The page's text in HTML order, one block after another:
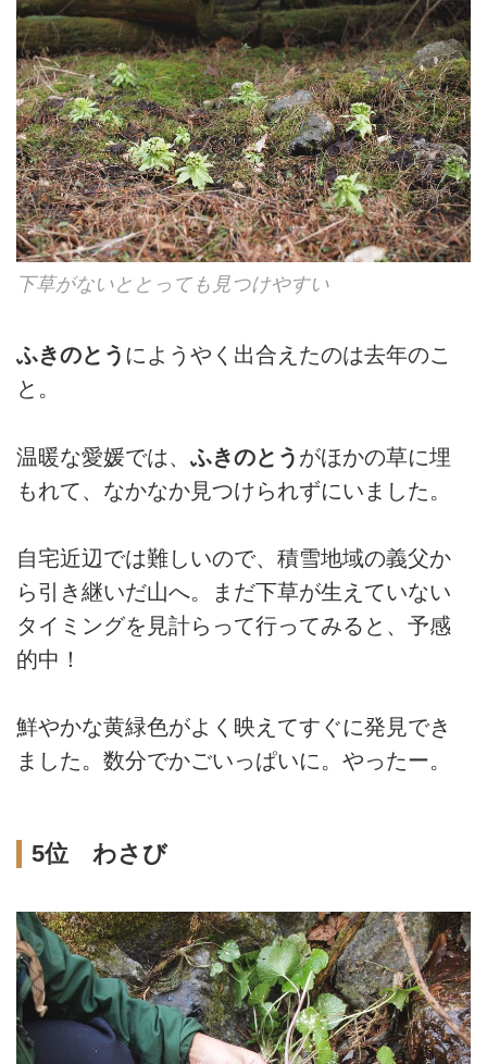
下草がないととっても見つけやすい
ふきのとう にようやく出合えたのは去年のこ
と。
温暖な愛媛では、 ふきのとう がほかの草に埋
もれて、なかなか見つけられずにいました。
自宅近辺では難しいので、積雪地域の義父か
ら引き継いだ山へ。まだ下草が生えていない
タイミングを見計らって行ってみると、予感
的中！
鮮やかな黄緑色がよく映えてすぐに発見でき
ました。数分でかごいっぱいに。やったー。
5位 わさび